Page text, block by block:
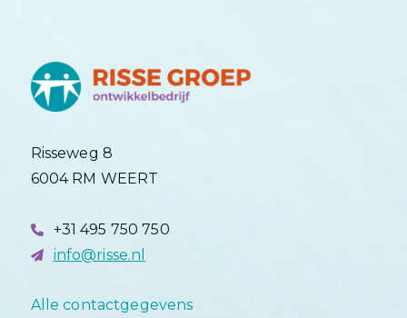
Risseweg 8
6004 RM WEERT
+31 495 750 750
info@risse.nl
Alle contactgegevens